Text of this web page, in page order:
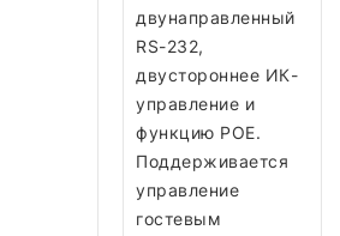
двунаправленный
RS-232,
двустороннее ИК-
управление и
функцию POE.
Поддерживается
управление
гостевым